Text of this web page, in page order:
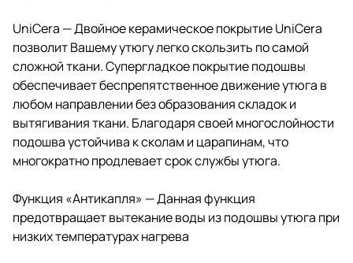
UniCera — Двойное керамическое покрытие UniCera
позволит Вашему утюгу легко скользить по самой
сложной ткани. Супергладкое покрытие подошвы
обеспечивает беспрепятственное движение утюга в
любом направлении без образования складок и
вытягивания ткани. Благодаря своей многослойности
подошва устойчива к сколам и царапинам, что
многократно продлевает срок службы утюга.
Функция «Антикапля» — Данная функция
предотвращает вытекание воды из подошвы утюга при
низких температурах нагрева